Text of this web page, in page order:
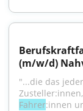
(m/w/d)
"...die das
Fahrer:innen